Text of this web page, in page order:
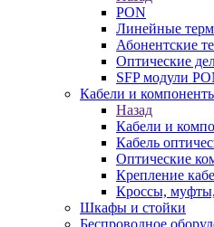
PON
Линейные
Абонентские
Оптические
SFP модули
Кабели и
Назад
Кабели и
Кабель
Оптические
Крепление
Кроссы, муфты,
Шкафы и стойки
Беспроводное